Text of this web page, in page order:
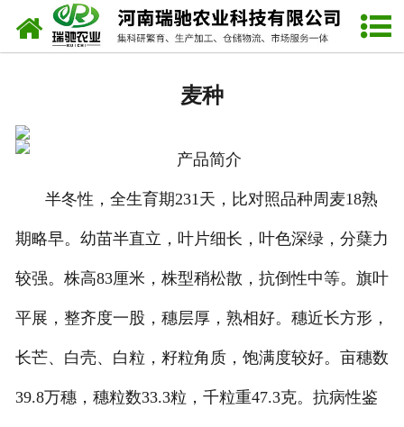
网站首页
联系我们
麦种
半冬性，全生育期231天，比对照品种周麦18熟
期略早。幼苗半直立，叶片细长，叶色深绿，分蘖力
较强。株高83厘米，株型稍松散，抗倒性中等。旗叶
平展，整齐度一股，穗层厚，熟相好。穗近长方形，
长芒、白壳、白粒，籽粒角质，饱满度较好。亩穗数
39.8万穗，穗粒数33.3粒，千粒重47.3克。抗病性鉴